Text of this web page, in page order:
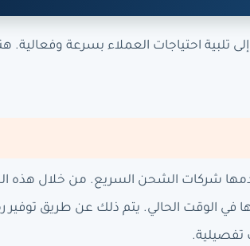
تلبية احتياجات العملاء بسرعة وفعالية.
شركات الشحن السريع. من خلال هذه
الوقت الحالي. يتم ذلك عن طريق توفير
تفصيلية.